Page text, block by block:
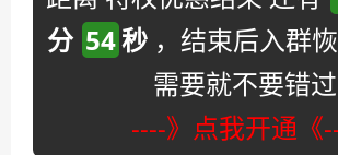
分 53秒 ，结束后入群恢
需要就不要错过
----》点我开通《